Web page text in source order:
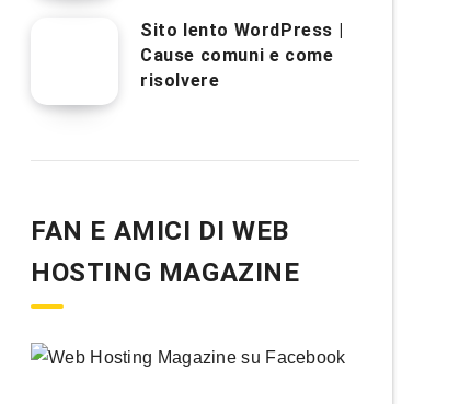
Sito lento WordPress |
Cause comuni e come
risolvere
FAN E AMICI DI WEB
HOSTING MAGAZINE